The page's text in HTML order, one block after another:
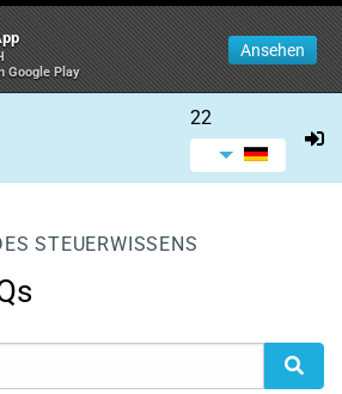
Google Play
Ansehen
22
STEUERWISSENS